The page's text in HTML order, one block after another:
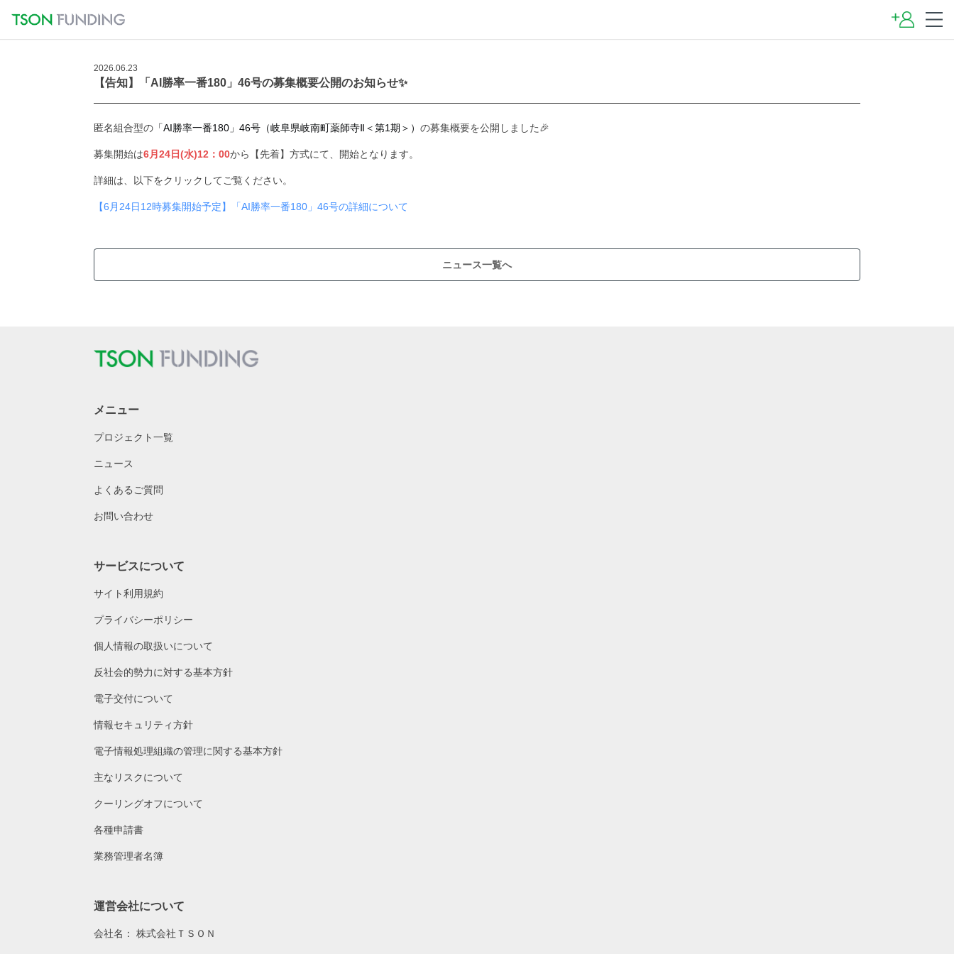
2026.06.23
【告知】「AI勝率一番180」46号の募集概要公開のお知らせ✨
匿名組合型の 「AI勝率一番180」46号（岐阜県岐南町薬師寺Ⅱ＜第1期＞） の募集概要を公開しました🎉
募集開始は6月24日(水)12：00から【先着】方式にて、開始となります。
詳細は、以下をクリックしてご覧ください。
【6月24日12時募集開始予定】「AI勝率一番180」46号の詳細について
ニュース一覧へ
メニュー
プロジェクト一覧
ニュース
よくあるご質問
お問い合わせ
サービスについて
サイト利用規約
プライバシーポリシー
個人情報の取扱いについて
反社会的勢力に対する基本方針
電子交付について
情報セキュリティ方針
電子情報処理組織の管理に関する基本方針
主なリスクについて
クーリングオフについて
各種申請書
業務管理者名簿
運営会社について
会社名： 株式会社ＴＳＯＮ